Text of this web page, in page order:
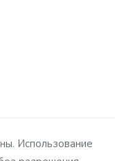
Использование